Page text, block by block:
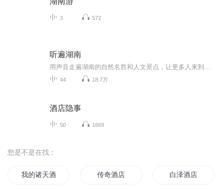
3 572
听遍湖南
44 18.7万
酒店隐事
50 1669
您是不是在找：
我的诸天酒店 传奇酒店 白泽酒店